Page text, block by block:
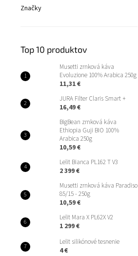
Značky
Top 10 produktov
Musetti zrnková káva
Evoluzione 100% Arabica 250g
11,31 €
JURA Filter Claris Smart +
16,49 €
BigBean zrnková káva
Ethiopia Guji BIO 100%
Arabica 250g
10,59 €
Lelit Bianca PL162 T V3
2 399 €
Musetti zrnková káva Paradiso
85/15 - 250g
10,59 €
Lelit Mara X PL62X V2
1 299 €
Lelit silikónové tesnenie
4 €